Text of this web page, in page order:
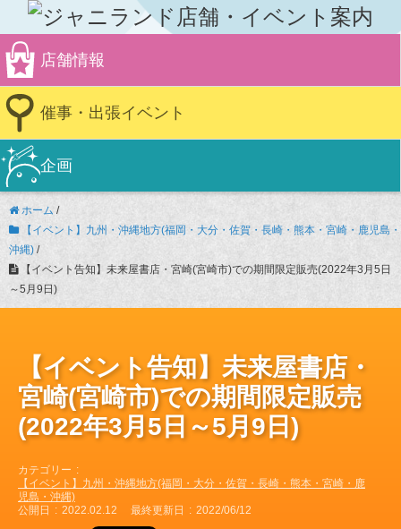
店舗情報
催事・出張イベント
企画
ホーム /
【イベント】九州・沖縄地方(福岡・大分・佐賀・長崎・熊本・宮崎・鹿児島・
沖縄) /
【イベント告知】未来屋書店・宮崎(宮崎市)での期間限定販売(2022年3月5日
～5月9日)
【イベント告知】未来屋書店・
宮崎(宮崎市)での期間限定販売
(2022年3月5日～5月9日)
カテゴリー
【イベント】九州・沖縄地方(福岡・大分・佐賀・長崎・熊本・宮崎・鹿
児島・沖縄)
公開日
2022.02.12 最終更新日 2022/06/12